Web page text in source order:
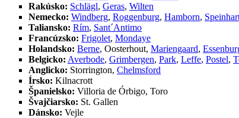
Rakúsko: Schlägl, Geras, Wilten
Nemecko: Windberg, Roggenburg, Hamborn,
Taliansko: Rím, Sant´Antimo
Francúzsko: Frigolet, Mondaye
Holandsko: Berne, Oosterhout, Mariengaard,
Belgicko: Averbode, Grimbergen, Park, Leffe, Postel,
Anglicko: Storrington, Chelmsford
Írsko: Kilnacrott
Španielsko: Villoria de Órbigo, Toro
Švajčiarsko: St. Gallen
Dánsko: Vejle